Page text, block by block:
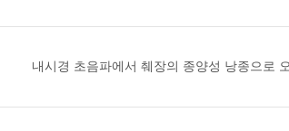
내시경 초음파에서 췌장의 종양성 낭종으로